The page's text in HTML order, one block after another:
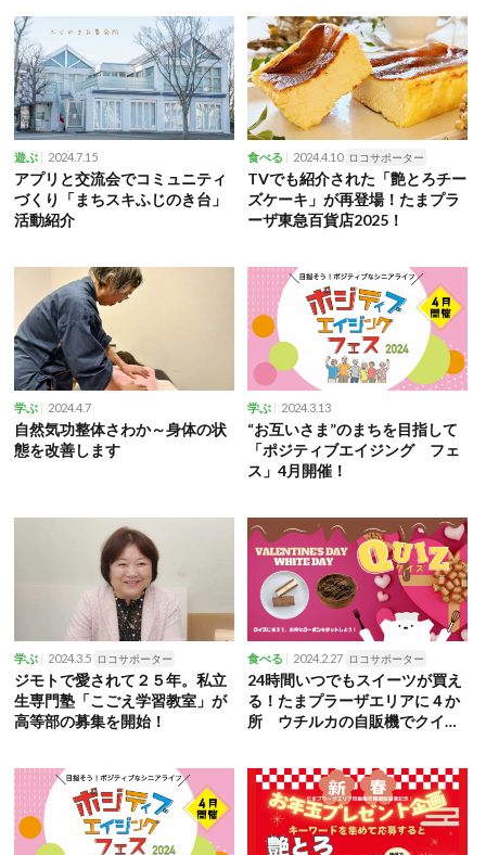
遊ぶ 2024.7.15
アプリと交流会でコミュニティ
づくり「まちスキふじのき台」
活動紹介
食べる 2024.4.10 ロコサポーター
TVでも紹介された「艶とろチー
ズケーキ」が再登場！たまプラ
ーザ東急百貨店2025！
学ぶ 2024.4.7
自然気功整体さわか～身体の状
態を改善します
学ぶ 2024.3.13
“お互いさま”のまちを目指して
「ポジティブエイジング フェ
ス」4月開催！
学ぶ 2024.3.5 ロコサポーター
ジモトで愛されて２５年。私立
生専門塾「こごえ学習教室」が
高等部の募集を開始！
食べる 2024.2.27 ロコサポーター
24時間いつでもスイーツが買え
る！たまプラーザエリアに４か
所 ウチルカの自販機でクイズ